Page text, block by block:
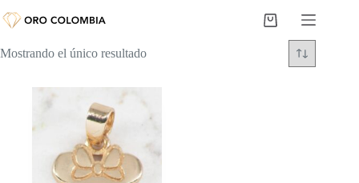
al
Carro
compra
Mostrando el único resultado